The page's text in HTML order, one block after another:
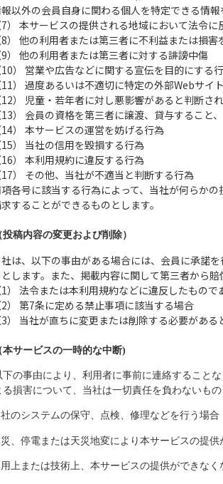
以外の会員自身に関わる個人を特定できる情
7） 本サービスの提供される地域において法令に
8） 他の利用者または第三者に不利益または損
9） 他の利用者または第三者に対する誹謗中傷
10） 営業や広告などに関する宣伝を目的にする
11） 過度あるいは不適切に特定の外部Webサ
12） 児童・若年者に対し悪影響があると判断さ
13） 会員の資格を第三者に譲渡、貸与すること
14） 本サービスの運営を妨げる行為
15） 当社の信用を毀損する行為
16） 本利用規約に違反する行為
17） その他、当社が不適当と判断する行為
各号に該当する行為によって、当社が何らか
することができるものとします。
稿内容の変更および削除）
は、以下の事由がある場合には、会員に承諾
します。また、掲載内容に関して第三者から
1） 法令または本利用規約などに違反したもので
2） 第7条に定める禁止事項に該当する場合
3） 当社が直ちに変更または削除する必要があ
本サービスの一時的な中断)
下の事由により、利用者に事前に連絡すること
損害について、当社は一切責任を負わないもの
社のシステムの保守、点検、修理などを行う場合
災、停電または天災地変により本サービスの提
用上または技術上、本サービスの提供ができなく